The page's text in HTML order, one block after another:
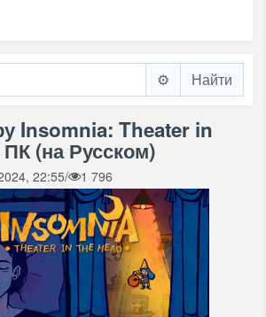
⚙️
Insomnia: Theater in
(на Русском)
22:55/ 1 796